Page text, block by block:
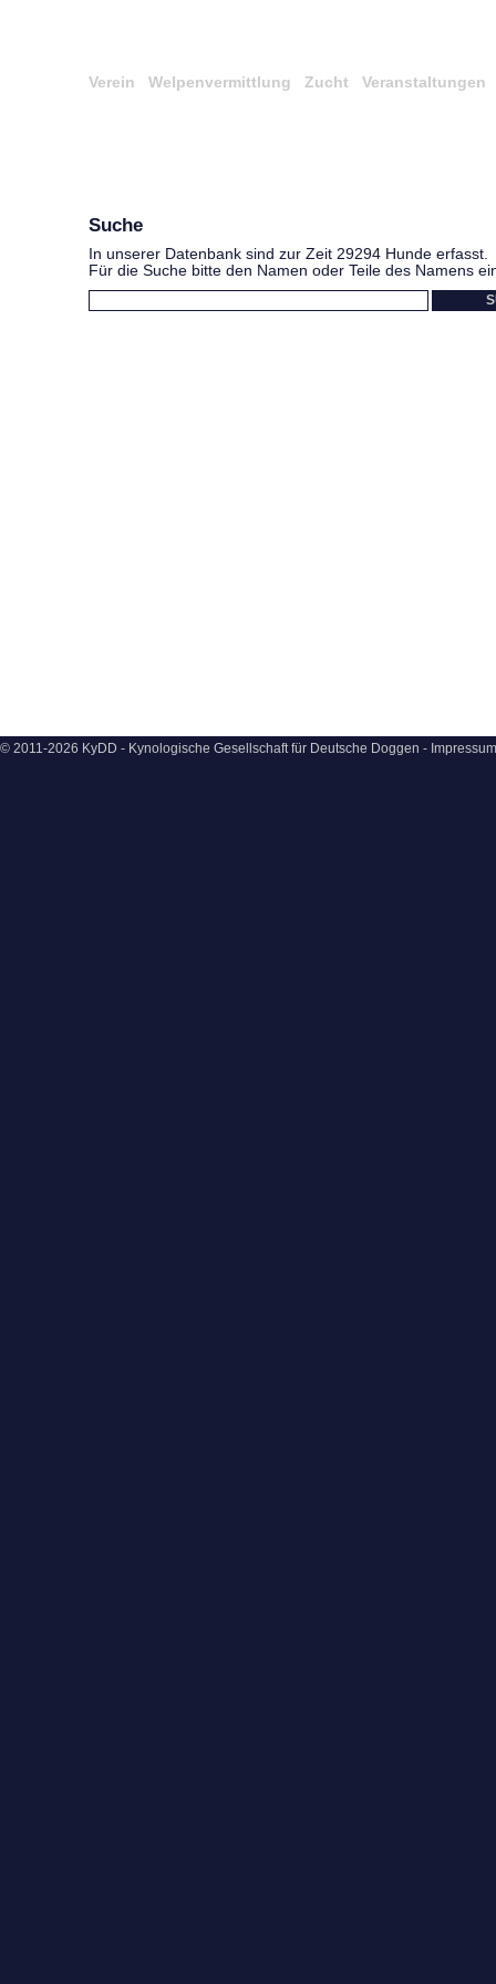
Verein Welpenvermittlung Zucht Veranstaltungen
Suche
In unserer Datenbank sind zur Zeit 29294 Hunde erfasst.
Für die Suche bitte den Namen oder Teile des Namens
© 2011-2026 KyDD - Kynologische Gesellschaft für Deutsche Doggen - Impressum